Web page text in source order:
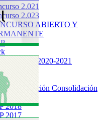
2.021
2.023
ABIERTO Y
2019-2020-2021
2021
2020
Estabilización Consolidación
2019
2018
2017